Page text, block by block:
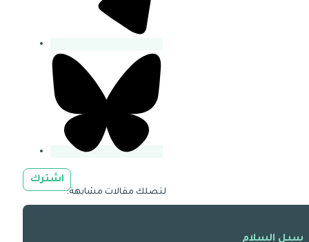
اشترك
لتصلك مقالات مشابهة:
سبل السلام